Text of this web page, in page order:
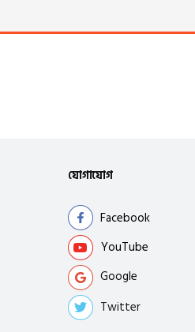
যোগাযোগ
Facebook
YouTube
Google
Twitter